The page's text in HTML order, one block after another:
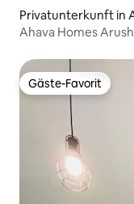
Privatunterkunft in
Ahava Homes
Gäste-Favorit
Gäste-Favorit